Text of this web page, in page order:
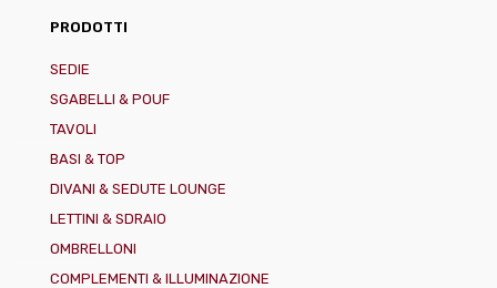
PRODOTTI
SEDIE
SGABELLI & POUF
TAVOLI
BASI & TOP
DIVANI & SEDUTE LOUNGE
LETTINI & SDRAIO
OMBRELLONI
COMPLEMENTI & ILLUMINAZIONE